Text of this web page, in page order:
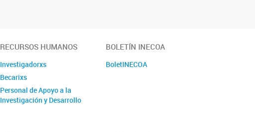
RECURSOS HUMANOS
Investigadorxs
Becarixs
Personal de Apoyo a la
Investigación y Desarrollo
BOLETÍN INECOA
BoletINECOA